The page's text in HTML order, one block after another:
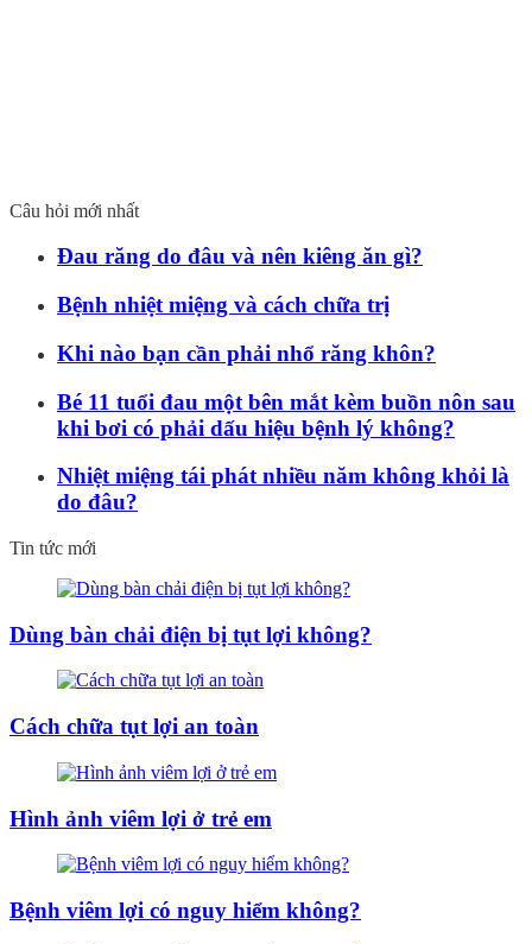
Câu hỏi mới nhất
Đau răng do đâu và nên kiêng ăn gì?
Bệnh nhiệt miệng và cách chữa trị
Khi nào bạn cần phải nhổ răng khôn?
Bé 11 tuổi đau một bên mắt kèm buồn nôn sau
khi bơi có phải dấu hiệu bệnh lý không?
Nhiệt miệng tái phát nhiều năm không khỏi là
do đâu?
Tin tức mới
Dùng bàn chải điện bị tụt lợi không?
Cách chữa tụt lợi an toàn
Hình ảnh viêm lợi ở trẻ em
Bệnh viêm lợi có nguy hiểm không?